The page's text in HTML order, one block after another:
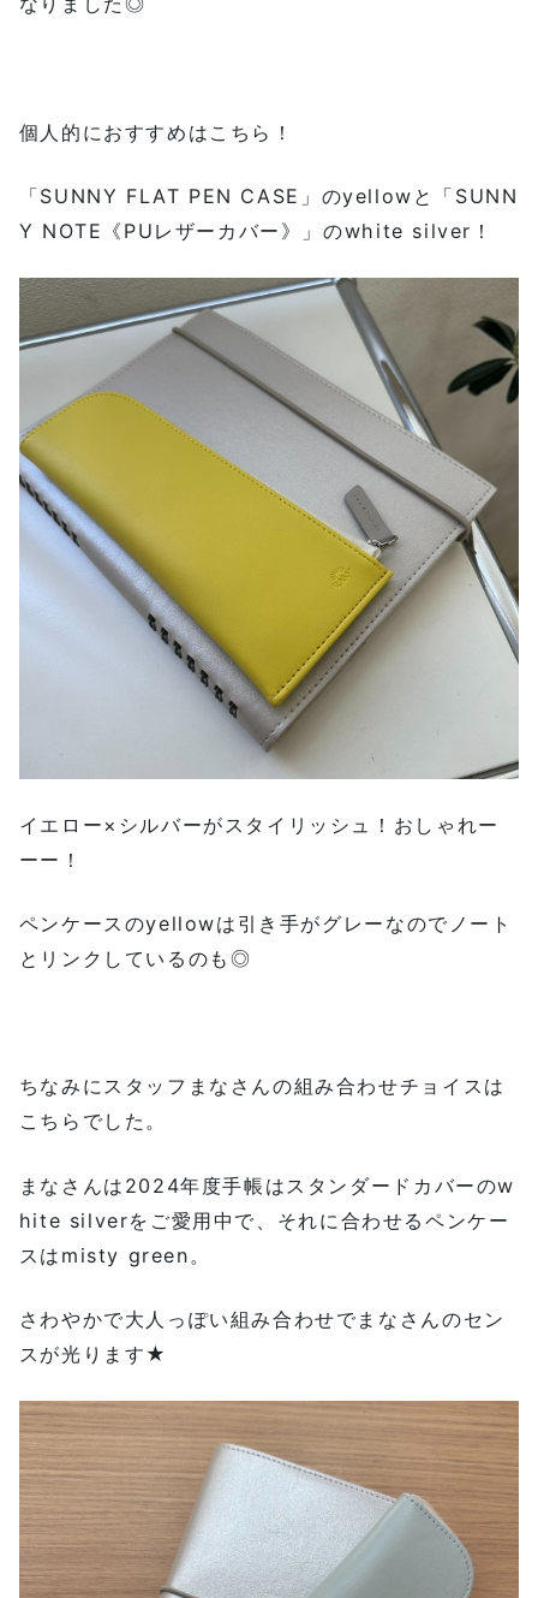
個人的におすすめはこちら！
「SUNNY FLAT PEN CASE」のyellowと「SUNN
Y NOTE《PUレザーカバー》」のwhite silver！
イエロー×シルバーがスタイリッシュ！おしゃれー
ーー！
ペンケースのyellowは引き手がグレーなのでノート
とリンクしているのも◎
ちなみにスタッフまなさんの組み合わせチョイスは
こちらでした。
まなさんは2024年度手帳はスタンダードカバーのw
hite silverをご愛用中で、それに合わせるペンケー
スはmisty green。
さわやかで大人っぽい組み合わせでまなさんのセン
スが光ります★